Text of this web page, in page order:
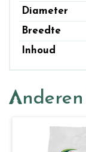
Diameter
Breedte
Inhoud